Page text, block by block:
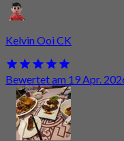
Kelvin Ooi CK
Bewertet am 19 Apr.